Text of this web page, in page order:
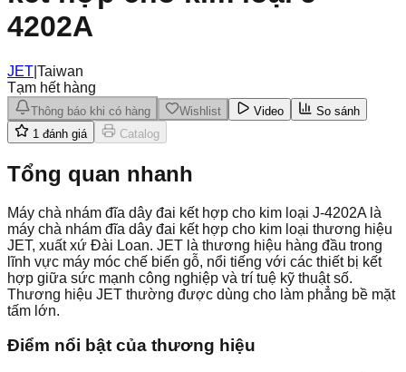
4202A
JET Taiwan
Tạm hết hàng
Thông báo khi có hàng Wishlist Video
So sánh
1 đánh giá Catalog
Tổng quan nhanh
Máy chà nhám đĩa dây đai kết hợp cho kim loại J-4202A là
máy chà nhám đĩa dây đai kết hợp cho kim loại thương hiệu
JET, xuất xứ Đài Loan. JET là thương hiệu hàng đầu trong
lĩnh vực máy móc chế biến gỗ, nổi tiếng với các thiết bị kết
hợp giữa sức mạnh công nghiệp và trí tuệ kỹ thuật số.
Thương hiệu JET thường được dùng cho làm phẳng bề mặt
tấm lớn.
Điểm nổi bật của thương hiệu